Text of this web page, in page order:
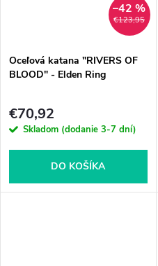
€123,95
–42 %
Oceľová katana "RIVERS OF
BLOOD" - Elden Ring
€70,92
Skladom (dodanie 3-7 dní)
DO KOŠÍKA